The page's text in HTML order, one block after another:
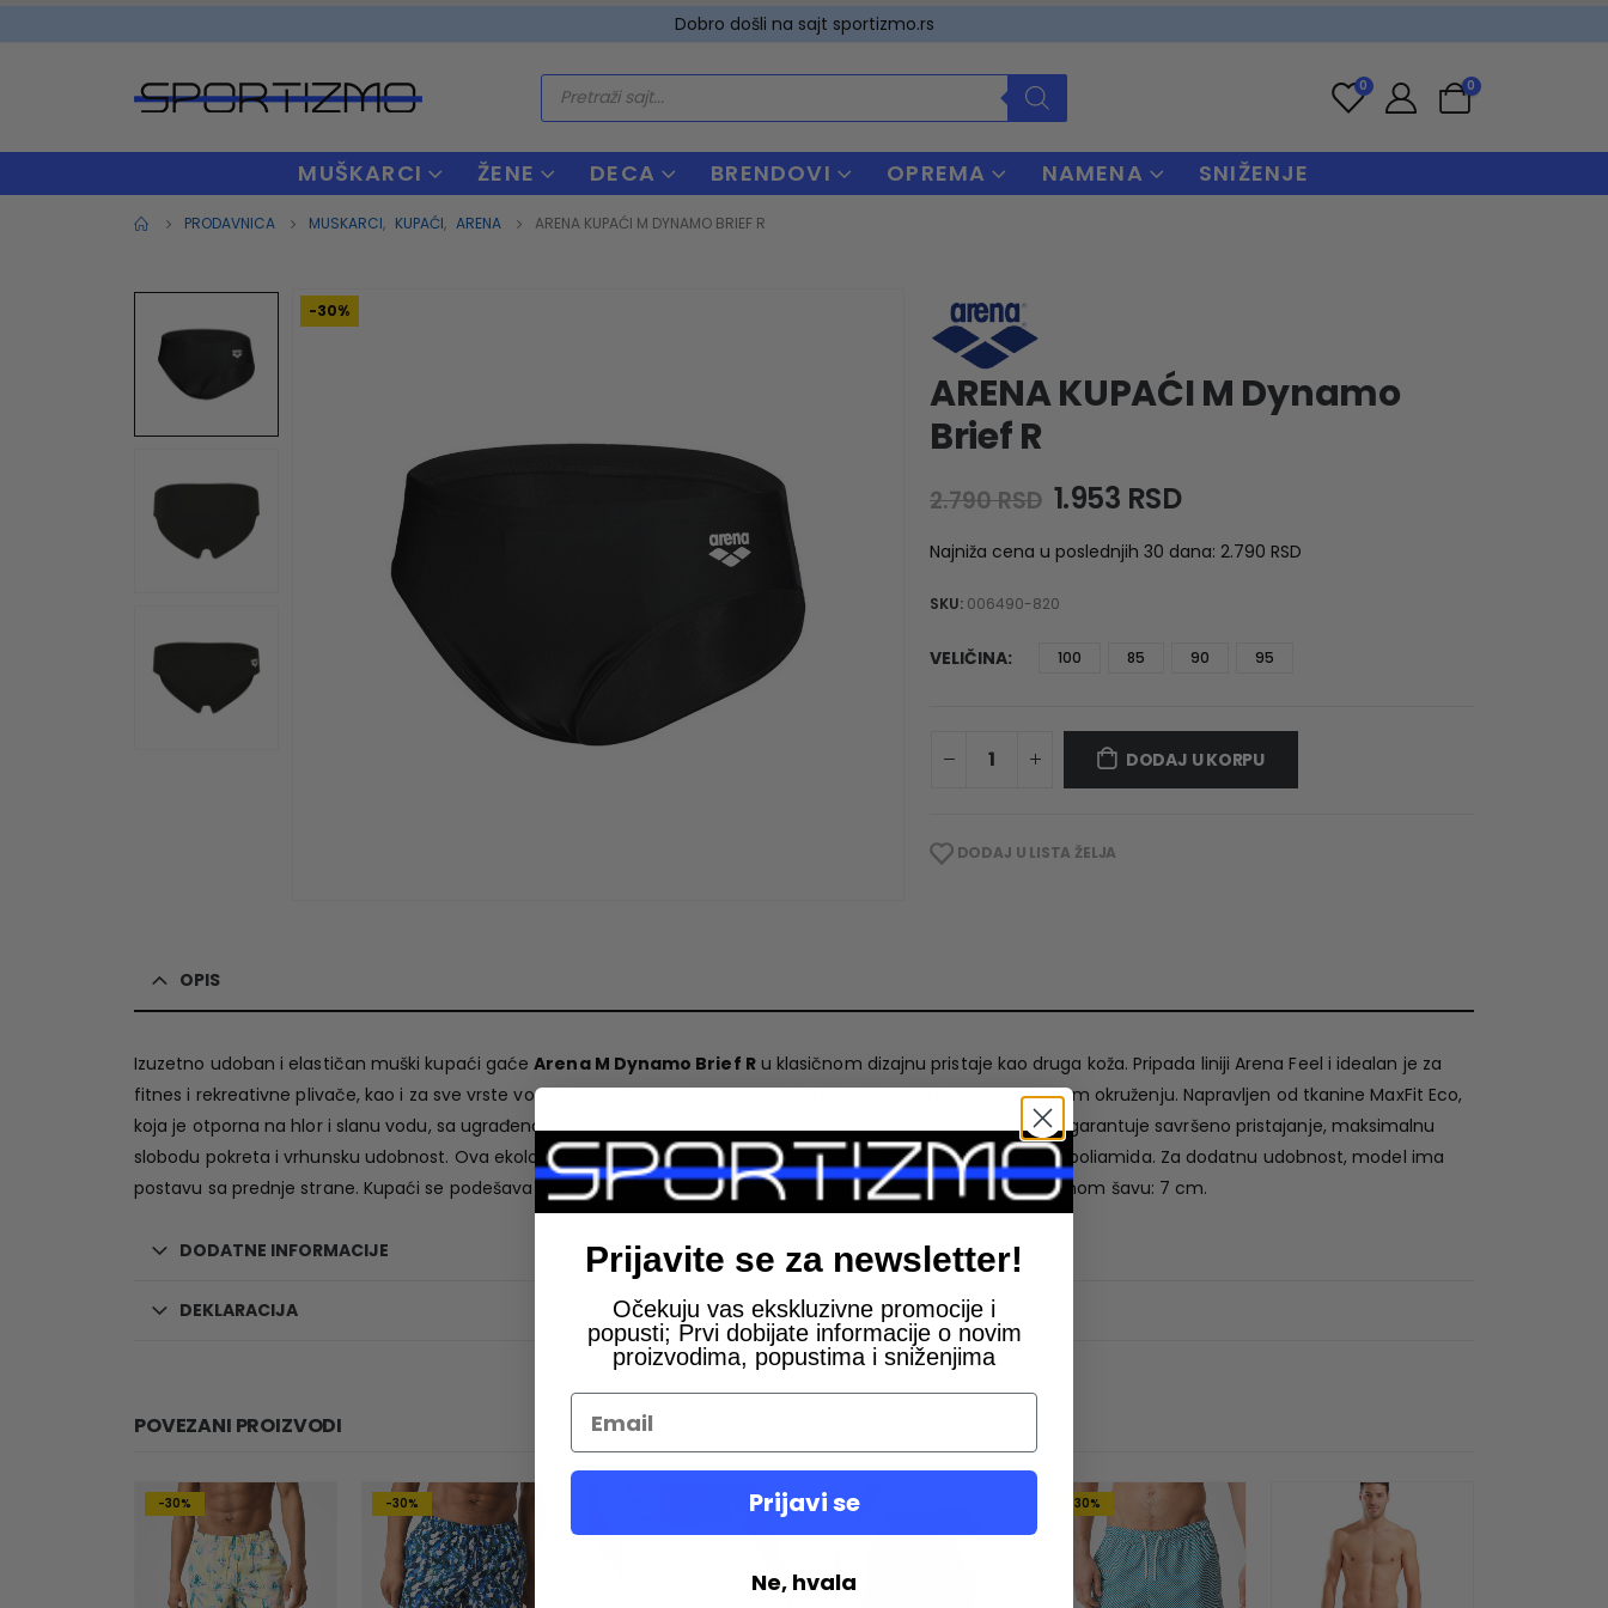
Dobro došli na sajt sportizmo.rs
Products
search
0 0
MUŠKARCI ŽENE DECA BRENDOVI OPREMA NAMENA SNIŽENJE
PRODAVNICA MUSKARCI, KUPAĆI, ARENA ARENA KUPAĆI M DYNAMO BRIEF R
-30%
ARENA KUPAĆI M Dynamo
Brief R
2.790RSD Original
was:
1.953 RSDCurrent
is:
Najniža cena u poslednjih 30 dana: 2.790 RSD
SKU: 006490-820
VELIČINA 100 85 90 95
DODAJ U KORPU
DODAJ U LISTA ŽELJA
OPIS
Izuzetno udoban i elastičan muški kupaći gaćeArena M Dynamo Brief Ru klasičnom dizajnu pristaje kao druga koža. Pripada liniji Arena Feel i idealan je za
fitnes i rekreativne plivače, kao i za sve vrste vodenih sportova u bazenu, na plaži i u bilo kojem drugom vodenom okruženju. Napravljen od tkanine MaxFit Eco,
koja je otporna na hlor i slanu vodu, sa ugrađenom UV zaštitom UPF 50+, ova četvorosmerno elastična tkanina garantuje savršeno pristajanje, maksimalnu
slobodu pokreta i vrhunsku udobnost. Ova ekološki prihvatljiva verzija tkanine MaxFit izrađena je od recikliranog poliamida. Za dodatnu udobnost, model ima
postavu sa prednje strane. Kupaći se podešava u struku pomoću unutrašnjeg učkura. Dužina proizvoda po bočnom šavu: 7 cm.
DODATNE INFORMACIJE
DEKLARACIJA
POVEZANI PROIZVODI
-30% -30% -30%
Prijavite se za newsletter!
Očekuju vas ekskluzivne promocije i
popusti; Prvi dobijate informacije o novim
proizvodima, popustima i sniženjima
Prijavi se
Ne, hvala